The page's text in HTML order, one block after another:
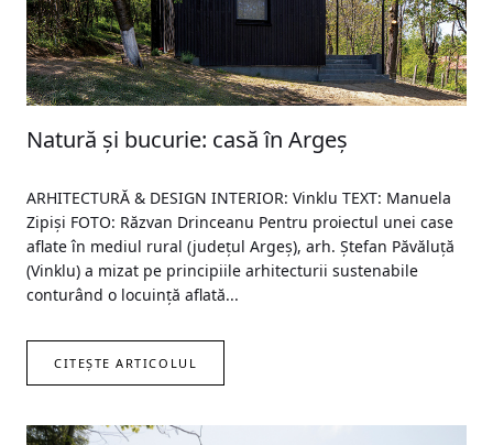
Natură și bucurie: casă în Argeș
ARHITECTURĂ & DESIGN INTERIOR: Vinklu TEXT: Manuela
Zipiși FOTO: Răzvan Drinceanu Pentru proiectul unei case
aflate în mediul rural (județul Argeș), arh. Ștefan Păvăluță
(Vinklu) a mizat pe principiile arhitecturii sustenabile
conturând o locuință aflată...
CITEȘTE ARTICOLUL